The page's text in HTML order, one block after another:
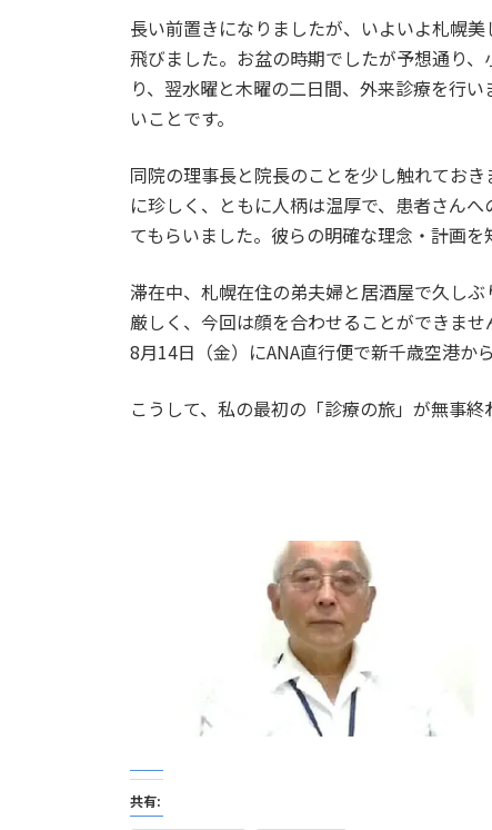
長い前置きになりましたが、いよいよ札幌
飛びました。お盆の時期でしたが予想通り
り、翌水曜と木曜の二日間、外来診療を行
いことです。
同院の理事長と院長のことを少し触れてお
に珍しく、ともに人柄は温厚で、患者さん
てもらいました。彼らの明確な理念・計画
滞在中、札幌在住の弟夫婦と居酒屋で久し
厳しく、今回は顔を合わせることができま
8月14日（金）にANA直行便で新千歳空港か
こうして、私の最初の「診療の旅」が無事
共有: